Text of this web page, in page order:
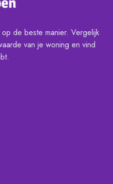
de beste manier. Vergelijk
van je woning en vind